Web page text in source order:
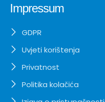
Impressum
GDPR
Uvjeti korištenja
Privatnost
Politika kolačića